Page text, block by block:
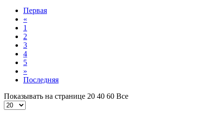
Первая
«
1
2
3
4
5
»
Последняя
Показывать на странице 20 40 60 Все